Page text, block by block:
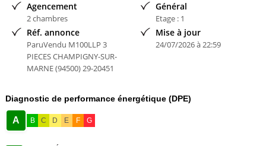
Agencement
2 chambres
Général
Etage : 1
Réf. annonce
ParuVendu M100LLP 3
PIECES CHAMPIGNY-SUR-
MARNE (94500) 29-20451
Mise à jour
24/07/2026 à 22:59
Diagnostic de performance énergétique (DPE)
A B C D E F G